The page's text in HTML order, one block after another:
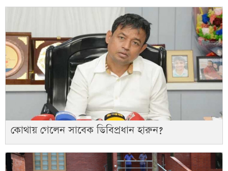
কোথায় গেলেন সাবেক ডিবিপ্রধান হারুন?